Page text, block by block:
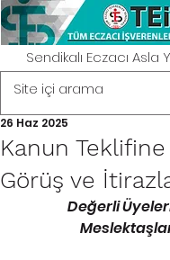
Sendikalı Eczacı Asla
Kanun
Görüş ve
26 Haz 2025
Değerli